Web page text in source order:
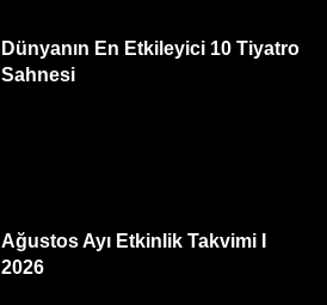
Dünyanın En Etkileyici 10 Tiyatro
Sahnesi
Ağustos Ayı Etkinlik Takvimi I
2026